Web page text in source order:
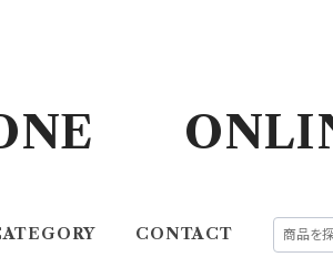
ONE
CONTACT